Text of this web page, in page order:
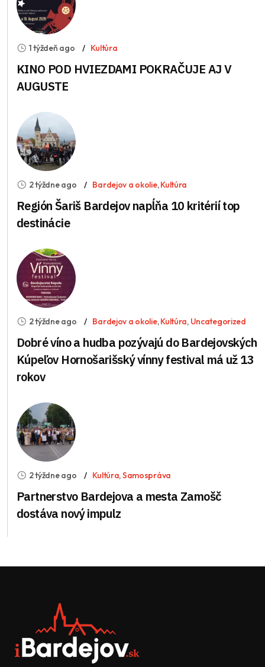
1 týždeň ago Kultúra
KINO POD HVIEZDAMI POKRAČUJE AJ V
AUGUSTE
2 týždne ago Bardejov a okolie,Kultúra
Región Šariš Bardejov napĺňa 10 kritérií top
destinácie
2 týždne ago Bardejov a okolie,Kultúra, Uncategorized
Dobré víno a hudba pozývajú do Bardejovských
Kúpeľov Hornošarišský vínny festival má už 13
rokov
2 týždne ago Kultúra,Samospráva
Partnerstvo Bardejova a mesta Zamošč
dostáva nový impulz